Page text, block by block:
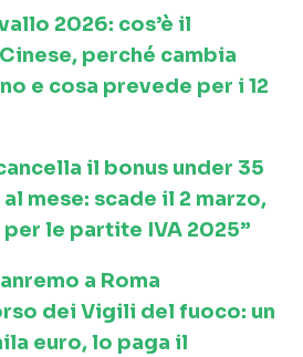
2026: cos’è il
perché cambia
e cosa prevede per i 12
il bonus under 35
mese: scade il 2 marzo,
le partite IVA 2025”
a Roma
dei Vigili del fuoco: un
euro, lo paga il